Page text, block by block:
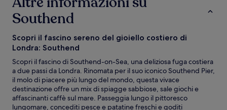
Southend
Scopri il fascino sereno del gioiello costiero di
Londra: Southend
Scopri il fascino di Southend-on-Sea, una deliziosa fuga costiera
a due passi da Londra. Rinomata per il suo iconico Southend Pier,
il molo di piacere più lungo del mondo, questa vivace
destinazione offre un mix di spiagge sabbiose, sale giochi e
affascinanti caffè sul mare. Passeggia lungo il pittoresco
lungomare, concediti pesce e patatine freschi e goditi